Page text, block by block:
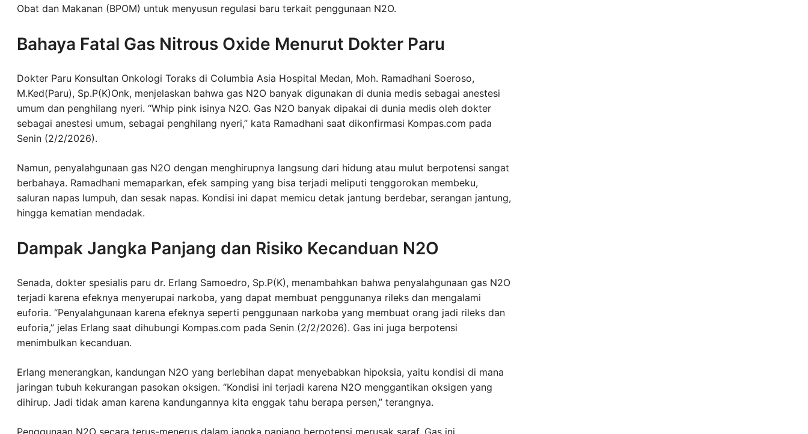
Obat dan Makanan (BPOM) untuk menyusun regulasi baru terkait penggunaan N2O.
Bahaya Fatal Gas Nitrous Oxide Menurut Dokter Paru
Dokter Paru Konsultan Onkologi Toraks di Columbia Asia Hospital Medan, Moh. Ramadhani Soeroso,
M.Ked(Paru), Sp.P(K)Onk, menjelaskan bahwa gas N2O banyak digunakan di dunia medis sebagai anestesi
umum dan penghilang nyeri. “Whip pink isinya N2O. Gas N2O banyak dipakai di dunia medis oleh dokter
sebagai anestesi umum, sebagai penghilang nyeri,” kata Ramadhani saat dikonfirmasi Kompas.com pada
Senin (2/2/2026).
Namun, penyalahgunaan gas N2O dengan menghirupnya langsung dari hidung atau mulut berpotensi sangat
berbahaya. Ramadhani memaparkan, efek samping yang bisa terjadi meliputi tenggorokan membeku,
saluran napas lumpuh, dan sesak napas. Kondisi ini dapat memicu detak jantung berdebar, serangan jantung,
hingga kematian mendadak.
Dampak Jangka Panjang dan Risiko Kecanduan N2O
Senada, dokter spesialis paru dr. Erlang Samoedro, Sp.P(K), menambahkan bahwa penyalahgunaan gas N2O
terjadi karena efeknya menyerupai narkoba, yang dapat membuat penggunanya rileks dan mengalami
euforia. “Penyalahgunaan karena efeknya seperti penggunaan narkoba yang membuat orang jadi rileks dan
euforia,” jelas Erlang saat dihubungi Kompas.com pada Senin (2/2/2026). Gas ini juga berpotensi
menimbulkan kecanduan.
Erlang menerangkan, kandungan N2O yang berlebihan dapat menyebabkan hipoksia, yaitu kondisi di mana
jaringan tubuh kekurangan pasokan oksigen. “Kondisi ini terjadi karena N2O menggantikan oksigen yang
dihirup. Jadi tidak aman karena kandungannya kita enggak tahu berapa persen,” terangnya.